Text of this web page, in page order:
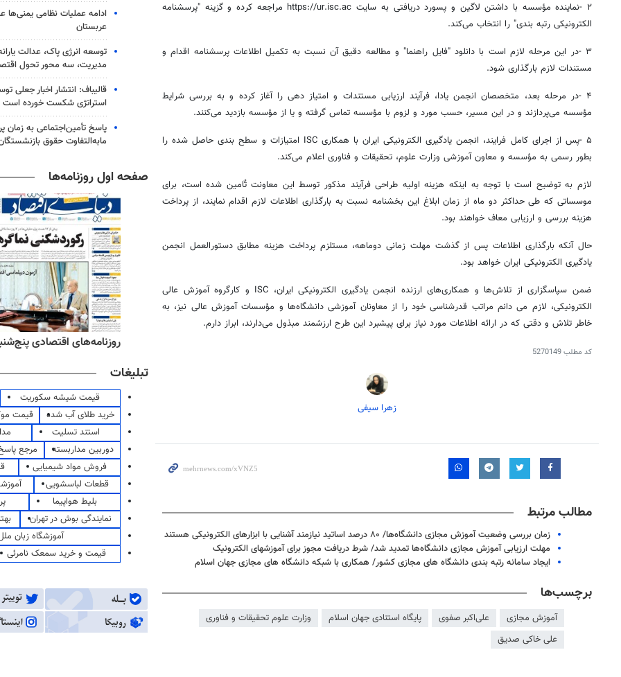
۲ -نماینده مؤسسه با داشتن
لاگین
و پسورد دریافتی به سایت https://ur.isc.ac مراجعه کرده و گزینه "پرسشنامه
الکترونیکی رتبه بندی" را انتخاب می‌کند.
۳ -در این مرحله لازم است با دانلود "فایل راهنما" و مطالعه دقیق آن نسبت به تکمیل اطلاعات پرسشنامه اقدام و
مستندات لازم بارگذاری شود.
۴ -در مرحله بعد، متخصصان انجمن
یادا، فرآیند ارزیابی مستندات و امتیاز دهی را آغاز کرده و به بررسی شرایط
مؤسسه می‌پردازند و در این مسیر، حسب مورد و لزوم با مؤسسه تماس گرفته و یا از مؤسسه بازدید می‌کنند.
۵ -پس از اجرای کامل فرایند، انجمن یادگیری الکترونیکی ایران با همکاری ISC امتیازات و سطح بندی حاصل شده را
بطور رسمی به مؤسسه و معاون آموزشی وزارت علوم، تحقیقات و فناوری اعلام می‌کند.
لازم به توضیح است با توجه به اینکه هزینه اولیه طراحی فرآیند مذکور توسط این معاونت تٌامین شده است، برای
موسساتی که طی حداکثر دو ماه از زمان ابلاغ این بخشنامه نسبت به بارگذاری اطلاعات لازم اقدام نمایند، از پرداخت
هزینه بررسی و ارزیابی معاف خواهند بود.
حال آنکه بارگذاری اطلاعات پس از گذشت مهلت زمانی دوماهه، مستلزم پرداخت هزینه مطابق دستورالعمل انجمن
یادگیری الکترونیکی ایران خواهد بود.
ضمن سپاسگزاری از تلاش‌ها و همکاری‌های ارزنده انجمن یادگیری الکترونیکی ایران، ISC و کارگروه آموزش عالی
الکترونیکی، لازم می دانم مراتب قدرشناسی خود را از معاونان آموزشی دانشگاه‌ها و مؤسسات آموزش عالی نیز، به
خاطر تلاش و دقتی که در ارائه اطلاعات مورد نیاز برای پیشبرد این طرح ارزشمند مبذول می‌دارند، ابراز دارم.
کد مطلب5270149
زهرا سیفی
مطالب مرتبط
زمان بررسی وضعیت آموزش مجازی دانشگاه‌ها/ ۸۰ درصد اساتید نیازمند آشنایی با ابزارهای الکترونیکی هستند
مهلت ارزیابی آموزش مجازی دانشگاه‌ها تمدید شد/ شرط دریافت مجوز برای آموزشهای الکترونیک
ایجاد سامانه رتبه بندی دانشگاه های مجازی کشور/ همکاری با شبکه دانشگاه های مجازی جهان اسلام
برچسب‌ها
آموزش مجازی علی‌اکبر صفوی پایگاه استنادی جهان اسلام
وزارت علوم تحقیقات و فناوری
علی خاکی صدیق
ادامه عملیات نظامی یمنی‌ها
عربستان
توسعه انرژی پاک، عدالت
مدیریت، سه محور تحول
قالیباف: انتشار اخبار جعلی
استراتژی شکست خورده است
پاسخ تأمین‌اجتماعی به زمان
مابه‌التفاوت حقوق
صفحه اول روزنامه‌ها
روزنامه‌های اقتصادی پنج‌شنبه ۱۵ مرداد
تبلیغات
قیمت شیشه سکوریت
خرید طلای آب شده
قیمت
استند تسلیت
دوربین مداربسته
مرجع
فروش مواد شیمیایی
قطعات لباسشویی
بلیط هواپیما
نمایندگی بوش در تهران
آموزشگاه زبان
قیمت و خرید سمعک نامرئی